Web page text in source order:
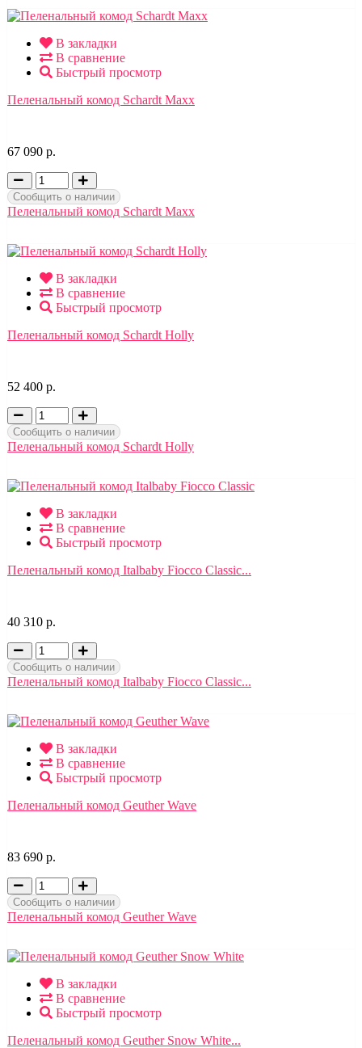
В закладки
В сравнение
Быстрый просмотр
Пеленальный комод Schardt Maxx
67 090 р.
Сообщить о наличии
Пеленальный комод Schardt Maxx
В закладки
В сравнение
Быстрый просмотр
Пеленальный комод Schardt Holly
52 400 р.
Сообщить о наличии
Пеленальный комод Schardt Holly
В закладки
В сравнение
Быстрый просмотр
Пеленальный комод Italbaby Fiocco Classic...
40 310 р.
Сообщить о наличии
Пеленальный комод Italbaby Fiocco Classic...
В закладки
В сравнение
Быстрый просмотр
Пеленальный комод Geuther Wave
83 690 р.
Сообщить о наличии
Пеленальный комод Geuther Wave
В закладки
В сравнение
Быстрый просмотр
Пеленальный комод Geuther Snow White...